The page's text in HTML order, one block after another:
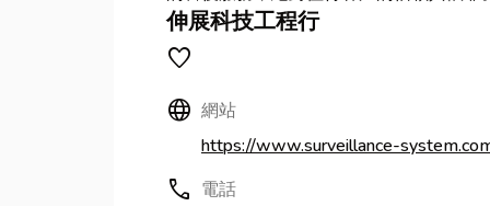
伸展科技工程行
favorite
Language 網站
https://www.surveillance-
call 電話